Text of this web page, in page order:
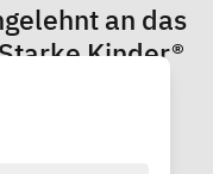
an das
Kinder®